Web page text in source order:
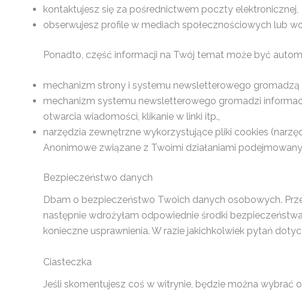
kontaktujesz się za pośrednictwem poczty elektronicznej,
obserwujesz profile w mediach społecznościowych lub
Ponadto, część informacji na Twój temat może być
mechanizm strony i systemu newsletterowego gromadzą
mechanizm systemu newsletterowego gromadzi
otwarcia wiadomości, klikanie w linki itp.,
narzędzia zewnętrzne wykorzystujące pliki cookies
Anonimowe związane z Twoimi działaniami
Bezpieczeństwo danych
Dbam o bezpieczeństwo Twoich danych osobowych.
następnie wdrożyłam odpowiednie środki
konieczne usprawnienia. W razie jakichkolwiek pytań
Ciasteczka
Jeśli skomentujesz coś w witrynie, będzie można wybrać